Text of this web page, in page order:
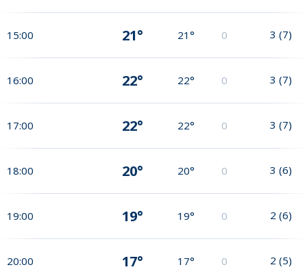
15:00 21° 21° 0 3 (7)
16:00 22° 22° 0 3 (7)
17:00 22° 22° 0 3 (7)
18:00 20° 20° 0 3 (6)
19:00 19° 19° 0 2 (6)
20:00 17° 17° 0 2 (5)